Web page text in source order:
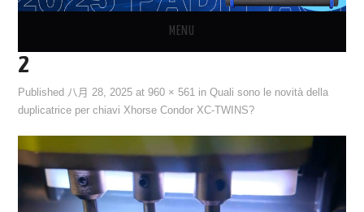
MENU
AUTEL IN ITALIANO
ECU PROGRAMMATORE
KEY CUTTING MACHINE
2
Published 八月 28, 2025 at960 × 561 inQuali sono le novità della
duplicatrice per chiavi Xhorse Condor XC-TWINS?